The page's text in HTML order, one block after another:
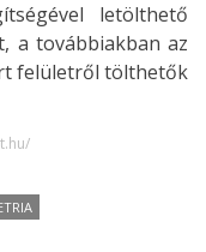
letölthető
a továbbiakban az
felületről tölthetők